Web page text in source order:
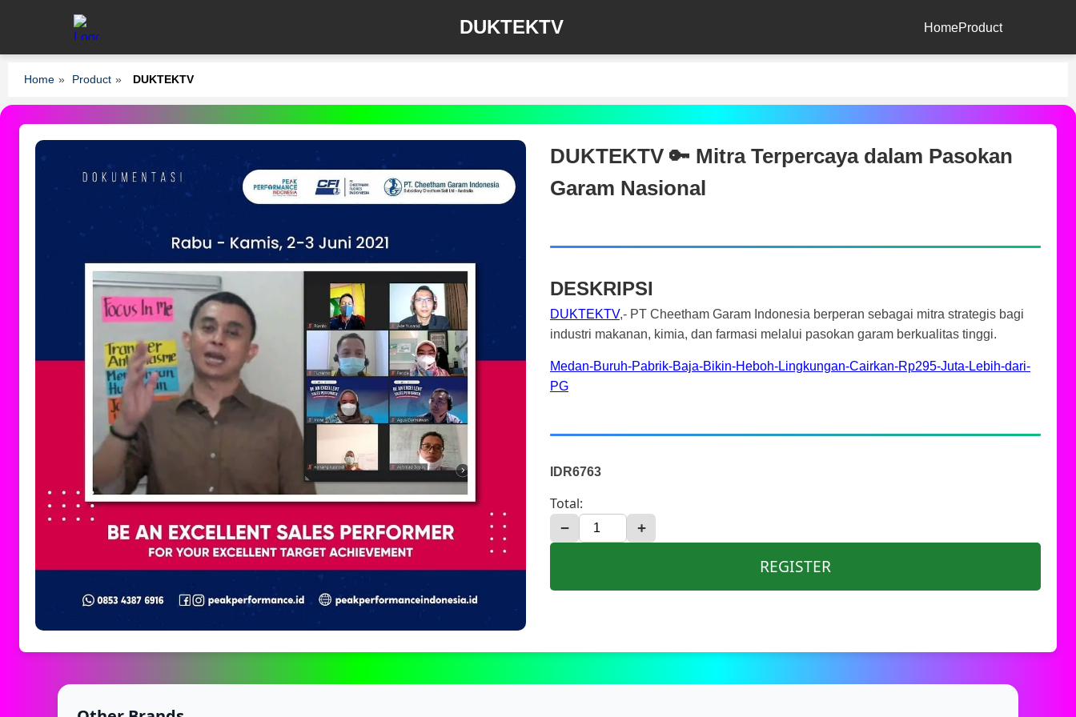
DUKTEKTV HomeProduct
Home » Product » DUKTEKTV
DUKTEKTV 🔑 Mitra Terpercaya dalam Pasokan
Garam Nasional
DESKRIPSI
DUKTEKTV,- PT Cheetham Garam Indonesia berperan sebagai mitra strategis bagi
industri makanan, kimia, dan farmasi melalui pasokan garam berkualitas tinggi.
Medan-Buruh-Pabrik-Baja-Bikin-Heboh-Lingkungan-Cairkan-Rp295-Juta-Lebih-dari-
PG
IDR6763
Total:
− +
REGISTER